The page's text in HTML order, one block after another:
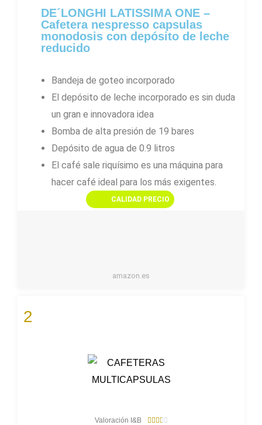
6
/
5
DE´LONGHI LATISSIMA ONE –
Cafetera nespresso capsulas
monodosis con depósito de leche
reducido
Bandeja de goteo incorporado
El depósito de leche incorporado es sin duda
un gran e innovadora idea
Bomba de alta presión de 19 bares
Depósito de agua de 0.9 litros
El café sale riquísimo es una máquina para
hacer café ideal para los más exigentes.
CALIDAD PRECIO
amazon.es
2
Valoración I&B  